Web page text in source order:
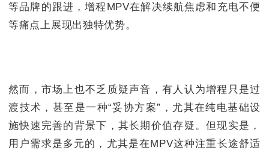
等品牌的跟进，增程MPV在解决续航焦虑和充电不便
等痛点上展现出独特优势。
然而，市场上也不乏质疑声音，有人认为增程只是过
渡技术，甚至是一种“妥协方案”，尤其在纯电基础设
施快速完善的背景下，其长期价值存疑。但现实是，
用户需求是多元的，尤其是在MPV这种注重长途舒适